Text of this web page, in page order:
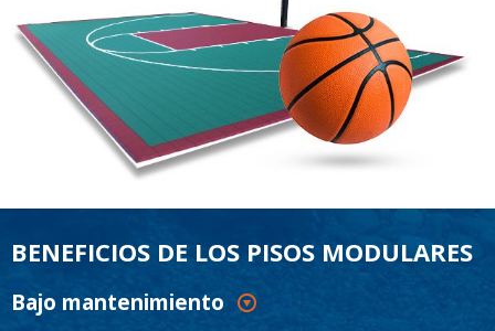
BENEFICIOS DE LOS PISOS MODULARES
Bajo mantenimiento